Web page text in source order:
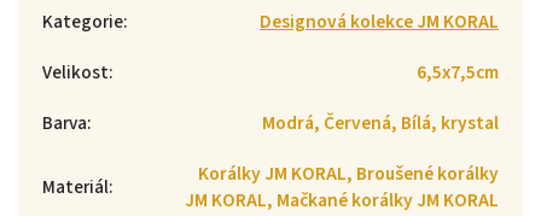
Kategorie:
Designová kolekce JM KORAL
Velikost:
6,5x7,5cm
Barva: Modrá, Červená, Bílá, krystal
Materiál:
Korálky JM KORAL, Broušené korálky
JM KORAL, Mačkané korálky JM KORAL